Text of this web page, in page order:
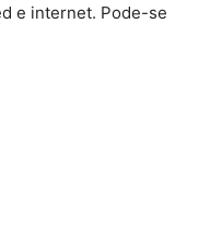
e internet. Pode-se